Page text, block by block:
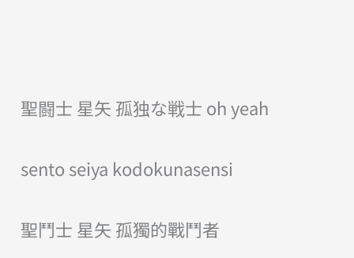
聖闘士 星矢 孤独な戦士 oh yeah
sento seiya kodokunasensi
聖鬥士 星矢 孤獨的戰鬥者